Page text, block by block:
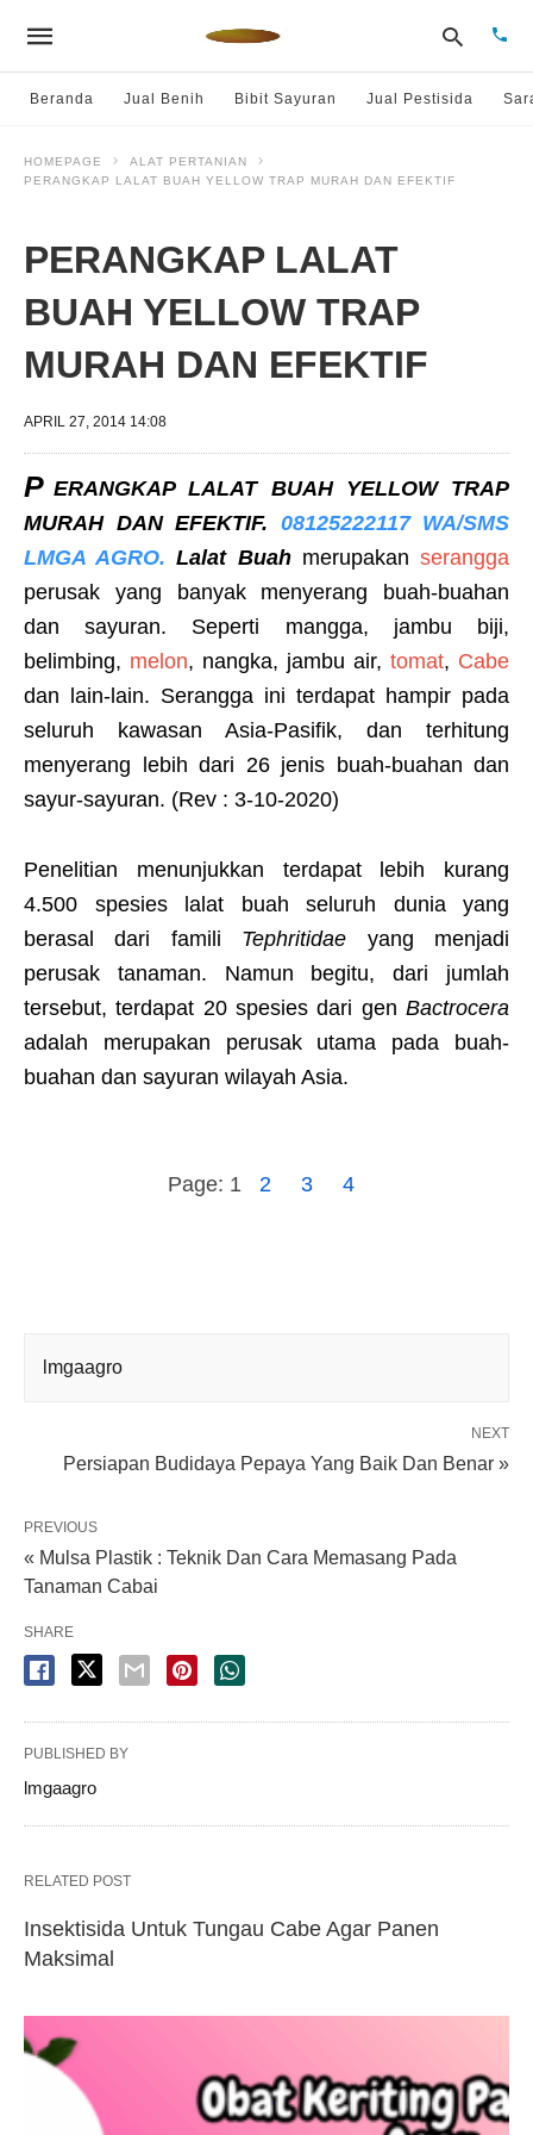
Beranda Jual Benih Bibit Sayuran Jual Pestisida
HOMEPAGE
ALAT PERTANIAN
PERANGKAP LALAT BUAH YELLOW TRAP MURAH DAN EFEKTIF
PERANGKAP LALAT
BUAH YELLOW TRAP
MURAH DAN EFEKTIF
APRIL 27, 2014 14:08
P ERANGKAP LALAT BUAH YELLOW TRAP
MURAH DAN EFEKTIF. 08125222117 WA/SMS
LMGA AGRO. Lalat Buah merupakanserangga
perusak yang banyak menyerang buah-buahan
dan sayuran. Seperti mangga, jambu biji,
belimbing, melon, nangka, jambu air, tomat, Cabe
dan lain-lain. Serangga ini terdapat hampir pada
seluruh kawasan Asia-Pasifik, dan terhitung
menyerang lebih dari 26 jenis buah-buahan dan
sayur-sayuran. (Rev : 3-10-2020)
Penelitian menunjukkan terdapat lebih kurang
4.500 spesies lalat buah seluruh dunia yang
berasal dari famili Tephritidae yang menjadi
perusak tanaman. Namun begitu, dari jumlah
tersebut, terdapat 20 spesies dari gen Bactrocera
adalah merupakan perusak utama pada buah-
buahan dan sayuran wilayah Asia.
Page: 1 2 3 4
lmgaagro
NEXT
Persiapan Budidaya Pepaya Yang Baik Dan Benar »
PREVIOUS
« Mulsa Plastik : Teknik Dan Cara Memasang Pada
Tanaman Cabai
SHARE
PUBLISHED BY
lmgaagro
RELATED POST
Insektisida Untuk Tungau Cabe Agar Panen
Maksimal